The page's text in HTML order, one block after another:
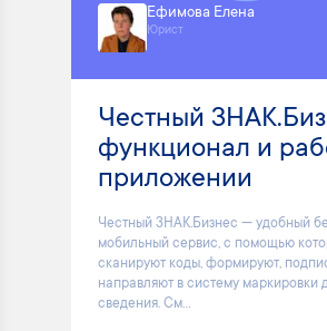
Ефимова Елена
Юрист
Честный
функционал и
приложении
Честный ЗНАК.Бизнес — удобный
мобильный сервис, с помощью
сканируют коды, формируют,
направляют в систему маркировки
сведения. См...